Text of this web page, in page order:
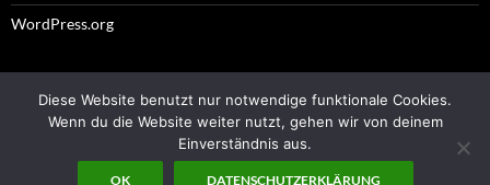
WordPress.org
Impressum
Diese Website benutzt nur notwendige funktionale Cookies.
Wenn du die Website weiter nutzt, gehen wir von deinem
Einverständnis aus.
OK DATENSCHUTZERKLÄRUNG